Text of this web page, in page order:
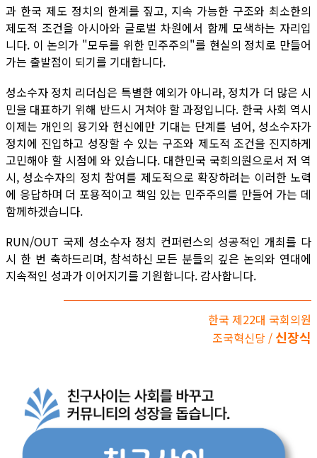
과 한국 제도 정치의 한계를 짚고, 지속 가능한 구조와 최소한의
제도적 조건을 아시아와 글로벌 차원에서 함께 모색하는 자리입
니다. 이 논의가 "모두를 위한 민주주의"를 현실의 정치로 만들어
가는 출발점이 되기를 기대합니다.
성소수자 정치 리더십은 특별한 예외가 아니라, 정치가 더 많은 시
민을 대표하기 위해 반드시 거쳐야 할 과정입니다. 한국 사회 역시
이제는 개인의 용기와 헌신에만 기대는 단계를 넘어, 성소수자가
정치에 진입하고 성장할 수 있는 구조와 제도적 조건을 진지하게
고민해야 할 시점에 와 있습니다. 대한민국 국회의원으로서 저 역
시, 성소수자의 정치 참여를 제도적으로 확장하려는 이러한 노력
에 응답하며 더 포용적이고 책임 있는 민주주의를 만들어 가는 데
함께하겠습니다.
RUN/OUT 국제 성소수자 정치 컨퍼런스의 성공적인 개최를 다
시 한 번 축하드리며, 참석하신 모든 분들의 깊은 논의와 연대에
지속적인 성과가 이어지기를 기원합니다. 감사합니다.
한국 제22대 국회의원
조국혁신당 / 신장식